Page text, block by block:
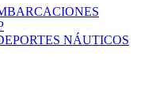
NÁUTICOS